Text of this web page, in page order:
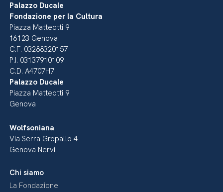
Palazzo Ducale
Fondazione per la Cultura
Piazza Matteotti 9
16123 Genova
C.F. 03288320157
P.I. 03137910109
C.D. A4707H7
Palazzo Ducale
Piazza Matteotti 9
Genova
Wolfsoniana
Via Serra Gropallo 4
Genova Nervi
Chi siamo
La Fondazione